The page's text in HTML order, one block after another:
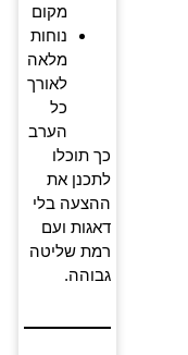
מקום
נוחות
מלאה
לאורך
כל
הערב
כך תוכלו
לתכנן את
ההצעה בלי
דאגות ועם
רמת שליטה
גבוהה.